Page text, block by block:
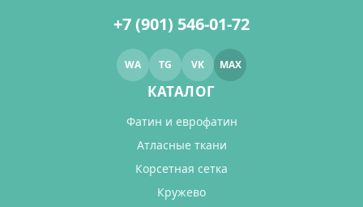
+7 (901) 546-01-72
WA TG VK MAX
КАТАЛОГ
Фатин и еврофатин
Атласные ткани
Корсетная сетка
Кружево